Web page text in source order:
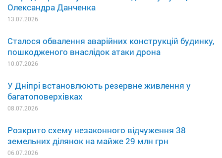
Олександра Данченка
13.07.2026
Сталося обвалення аварійних конструкцій будинку,
пошкодженого внаслідок атаки дрона
10.07.2026
У Дніпрі встановлюють резервне живлення у
багатоповерхівках
08.07.2026
Розкрито схему незаконного відчуження 38
земельних ділянок на майже 29 млн грн
06.07.2026